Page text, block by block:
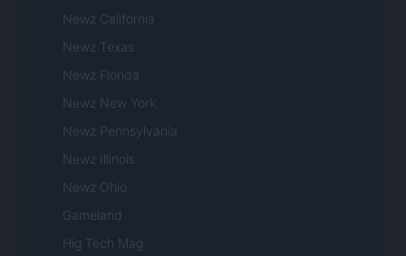
Newz California
Newz Texas
Newz Florida
Newz New York
Newz Pennsylvania
Newz Illinois
Newz Ohio
Gameland
Hig Tech Mag